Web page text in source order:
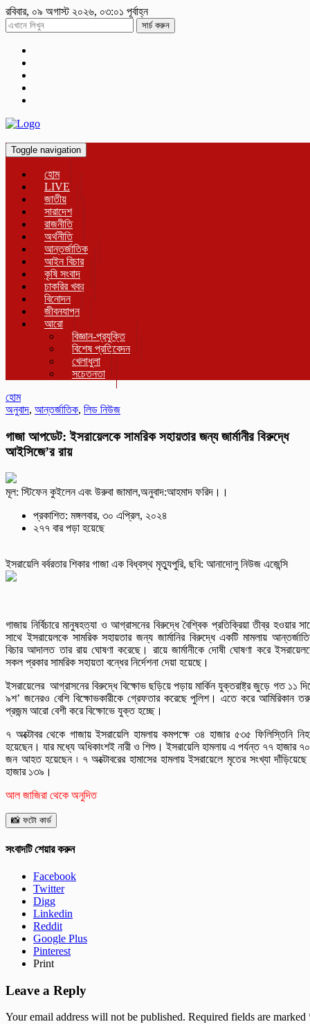
রবিবার, ০৯ অগাস্ট ২০২৬, ০৩:০১ পূর্বাহ্ন
সার্চ করুন
Toggle navigation
হোম
LIVE
জাতীয়
সারাদেশ
রাজনীতি
অর্থনীতি
আন্তর্জাতিক
আইন বিচার
কৃষি সংবাদ
চাকরির খবর
বিনোদন
জীবনযাপন
আরো
বিজ্ঞান-প্রযুক্তি
বিশেষ প্রতিবেদন
খেলাধুলা
সচেতনতা
হোম
অনুবাদ, আন্তর্জাতিক, লিড নিউজ
গাজা আপডেট: ইসরায়েলকে সামরিক সহায়তার জন্য জার্মানীর বিরুদ্ধে
আইসিজে’র রায়
মূল: স্টিফেন কুইলেন এবং উরুবা জামাল,অনুবাদ:আহমাদ ফরিদ।।
প্রকাশিত: মঙ্গলবার, ৩০ এপ্রিল, ২০২৪
২৭৭ বার পড়া হয়েছে
ইসরায়েলি বর্বরতার শিকার গাজা এক বিধ্বস্থ মৃত্যুপুরি, ছবি: আনাদোলু নিউজ এজেন্সি
গাজায় নির্বিচারে মানুষহত্যা ও আগ্রাসনের বিরুদ্ধে বৈশ্বিক প্রতিক্রিয়া তীব্র হওয়ার
সাথে ইসরায়েলকে সামরিক সহায়তার জন্য জার্মানির বিরুদ্ধে একটি মামলায়
বিচার আদালত তার রায় ঘোষণা করেছে। রায়ে জার্মানীকে দোষী ঘোষণা করে
সকল প্রকার সামরিক সহায়তা বন্ধের নির্দেশনা দেয়া হয়েছে।
ইসরায়েলের আগ্রাসনের বিরুদ্ধে বিক্ষোভ ছড়িয়ে পড়ায় মার্কিন যুক্তরাষ্ট্র জুড়ে গত ১১
৯শ’ জনেরও বেশি বিক্ষোভকারীকে গ্রেফতার করেছে পুলিশ। এতে করে আমিরিকান
প্রজন্ম আরো বেশী করে বিক্ষোভে যুক্ত হচ্ছে।
৭ অক্টোবর থেকে গাজায় ইসরায়েলি হামলায় কমপক্ষে ৩৪ হাজার ৫৩৫ ফিলিস্তিনি
হয়েছেন। যার মধ্যে অধিকাংশই নারী ও শিশু। ইসরায়েলি হামলায় এ পর্যন্ত ৭৭ হাজার
জন আহত হয়েছেন ৷ ৭ অক্টোবরের হামাসের হামলায় ইসরায়েলে মৃতের সংখ্যা
হাজার ১৩৯।
আল জাজিরা থেকে অনুদিত
📸 ফটো কার্ড
সংবাদটি শেয়ার করুন
Facebook
Twitter
Digg
Linkedin
Reddit
Google Plus
Pinterest
Print
Leave a Reply
Your email address will not be published. Required fields are marked